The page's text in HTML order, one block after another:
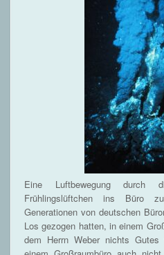
Eine Luftbewegung durch
Frühlingslüftchen ins Büro
Generationen von deutschen
Los gezogen hatten, in einem
dem Herrn Weber nichts